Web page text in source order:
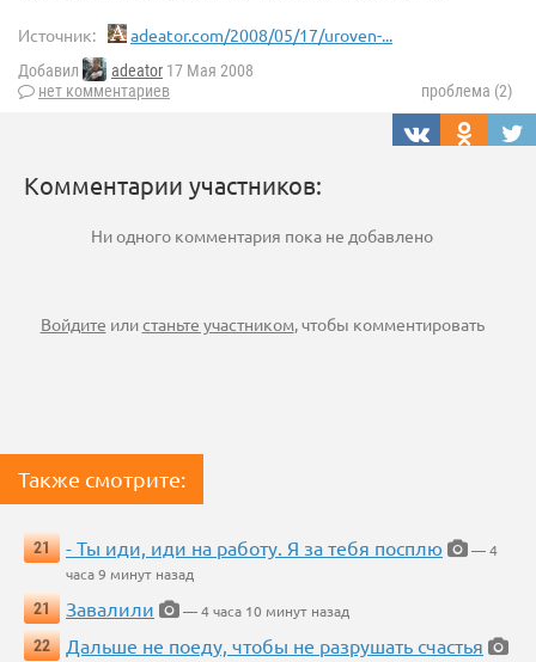
Источник: adeator.com/2008/05/17/uroven-...
Добавил adeator 17 Мая 2008
нет комментариев
проблема (2)
Комментарии участников:
Ни одного комментария пока не добавлено
Войдите илистаньте участником, чтобы комментировать
Также смотрите:
21 - Ты иди, иди на работу. Я за тебя посплю
— 4
часа 9 минут назад
21
Завалили
— 4 часа 10 минут назад
22
Дальше не поеду, чтобы не разрушать счастья